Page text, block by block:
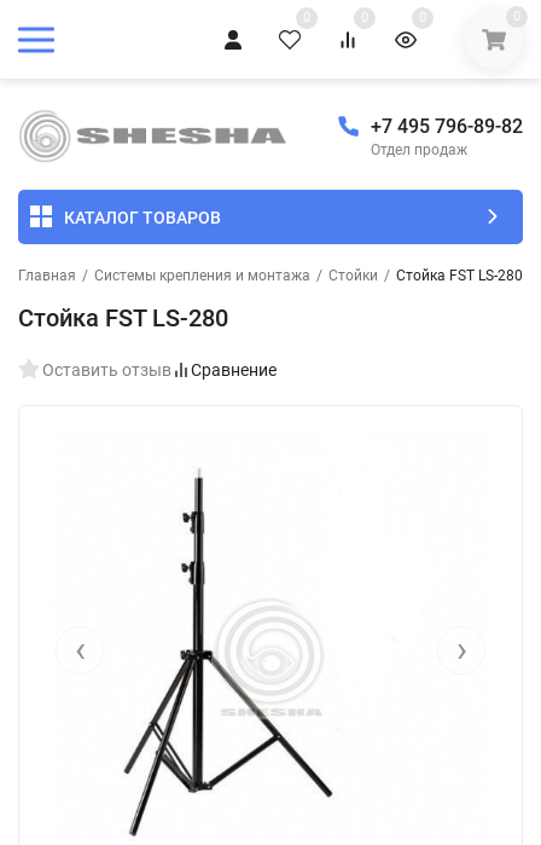
0 0 0 0
+7 495 796-89-82
Отдел продаж
КАТАЛОГ ТОВАРОВ
Главная / Системы крепления и монтажа / Стойки / Стойка FST LS-280
Стойка FST LS-280
Оставить отзыв Сравнение
‹ ›